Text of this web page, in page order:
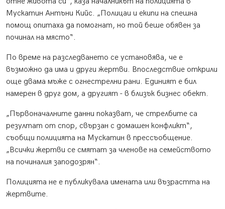
Мускатин Антъни Кийс. „Полицаи и екипи на спешна
помощ опитаха да помогнат, но той беше обявен за
починал на място“.
По време на разследването се установява, че е
възможно да има и други жертви. Впоследствие открили
още двама мъже с огнестрелни рани. Единият е бил
намерен в друг дом, а другият - в близък бизнес обект.
„Първоначалните данни показват, че стрелбите са
резултат от спор, свързан с домашен конфликт“,
съобщи полицията на Мускатин в прессъобщение.
„Всички жертви се смятат за членове на семейството
на починалия заподозрян“.
Полицията не е публикувала имената или възрастта на
жертвите.